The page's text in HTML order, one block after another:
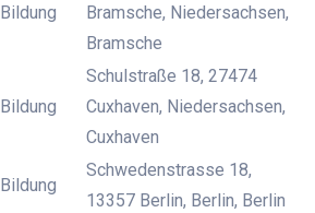
Bildung
Bramsche, Niedersachsen,
Bramsche
Bildung
Schulstraße 18, 27474
Cuxhaven, Niedersachsen,
Cuxhaven
Bildung
Schwedenstrasse 18,
13357 Berlin, Berlin, Berlin